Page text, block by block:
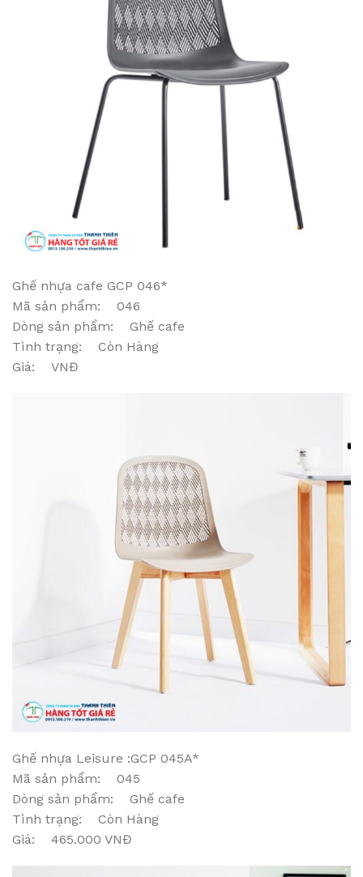
Ghế nhựa cafe GCP 046*
Mã sản phẩm: 046
Dòng sản phẩm: Ghế cafe
Tình trạng: Còn Hàng
Giá: VNĐ
Ghế nhựa Leisure :GCP 045A*
Mã sản phẩm: 045
Dòng sản phẩm: Ghế cafe
Tình trạng: Còn Hàng
Giá: 465.000 VNĐ